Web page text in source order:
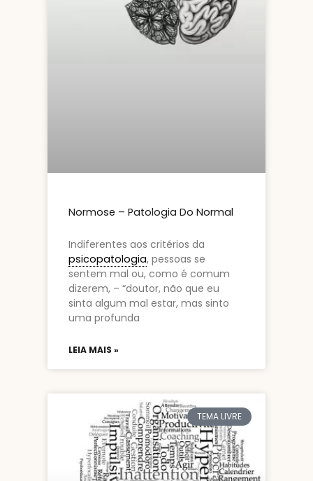
Normose – Patologia Do Normal
Indiferentes aos critérios da
psicopatologia, pessoas se
sentem mal ou, como é comum
dizerem, – “doutor, não que eu
sinta algum mal estar, mas sinto
uma profunda
LEIA MAIS »
TEMA LIVRE